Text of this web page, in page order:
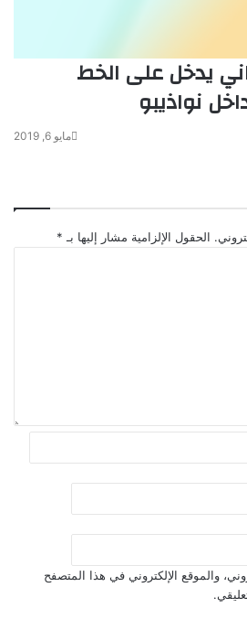
يدخل على الخط
نواذيبو
مايو 6, 2019
الحقول الإلزامية مشار إليها بـ *
والموقع الإلكتروني في هذا المتصفح